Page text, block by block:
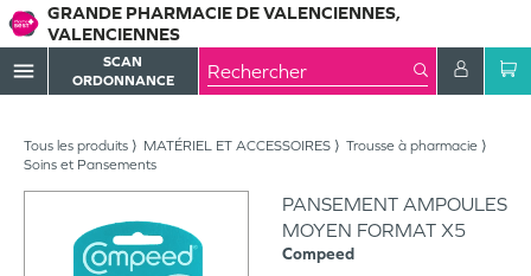
GRANDE PHARMACIE DE VALENCIENNES,
VALENCIENNES
menu
SCAN
ORDONNANCE
Tous les produits MATÉRIEL ET ACCESSOIRES
Trousse à pharmacie
Soins et Pansements
PANSEMENT AMPOULES
MOYEN FORMAT X5
Compeed